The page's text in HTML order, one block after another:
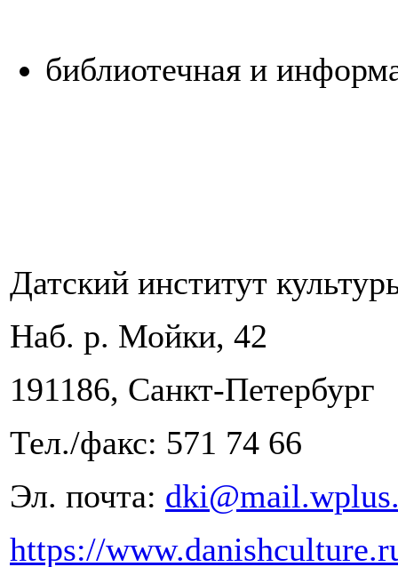
библиотечная и
Датский институт
Наб. р. Мойки, 42
191186, Санкт-Петербург
Тел./факс: 571 74 66
Эл. почта:
https://